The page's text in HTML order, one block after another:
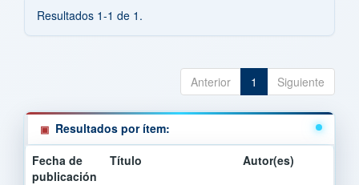
Resultados 1-1 de 1.
Anterior 1 Siguiente
Resultados por ítem:
Fecha de
publicación
Título Autor(es)